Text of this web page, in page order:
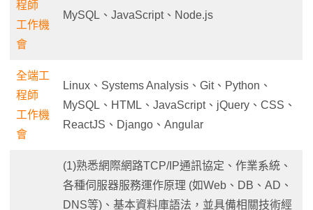
程師
工作機
會
MySQL、JavaScript、Node.js
全端工
程師
工作機
會
Linux、Systems Analysis、Git、Python、
MySQL、HTML、JavaScript、jQuery、CSS、
ReactJS、Django、Angular
(1)熟悉網際網路TCP/IP通訊協定、作業系統、
各種伺服器服務運作原理 (如Web、DB、AD、
DNS等)、基本資料庫語法，並具備相關技術經